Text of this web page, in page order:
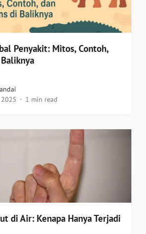
Penyakit: Mitos, Contoh,
1 min read
di Air: Kenapa Hanya Terjadi